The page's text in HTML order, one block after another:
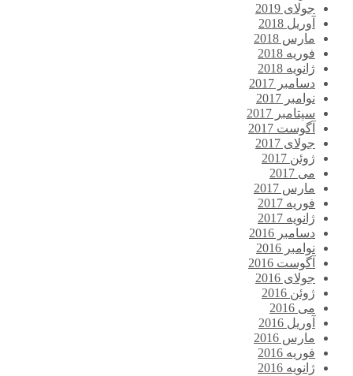
جولای 2019
آوریل 2018
مارس 2018
فوریه 2018
ژانویه 2018
دسامبر 2017
نوامبر 2017
سپتامبر 2017
آگوست 2017
جولای 2017
ژوئن 2017
می 2017
مارس 2017
فوریه 2017
ژانویه 2017
دسامبر 2016
نوامبر 2016
آگوست 2016
جولای 2016
ژوئن 2016
می 2016
آوریل 2016
مارس 2016
فوریه 2016
ژانویه 2016